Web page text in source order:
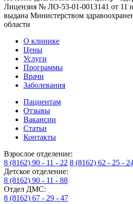
Лицензия № ЛО-53-01-0013141 от 11
выдана Министерством
области
О клинике
Цены
Услуги
Программы
Врачи
Заболевания
Пациентам
Отзывы
Вакансии
Статьи
Контакты
Взрослое отделение:
8 (8162) 90 - 11 - 22 8 (8162) 62 - 25 -
Детское отделение:
8 (8162) 90 - 11 - 88
Отдел ДМС:
8 (8162) 67 - 29 - 47